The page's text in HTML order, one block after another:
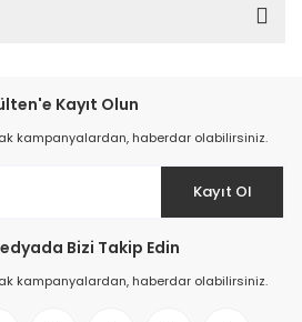
Kayıt Olun
kampanyalardan, haberdar olabilirsiniz.
Kayıt Ol
Bizi Takip Edin
kampanyalardan, haberdar olabilirsiniz.